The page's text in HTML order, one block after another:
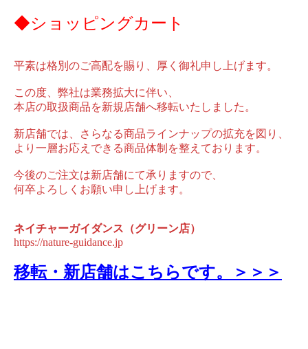
◆ショッピングカート
平素は格別のご高配を賜り、厚く御礼申し上げます。
この度、弊社は業務拡大に伴い、
本店の取扱商品を新規店舗へ移転いたしました。
新店舗では、さらなる商品ラインナップの拡充を図り、
より一層お応えできる商品体制を整えております。
今後のご注文は新店舗にて承りますので、
何卒よろしくお願い申し上げます。
ネイチャーガイダンス（グリーン店）
https://nature-guidance.jp
移転・新店舗はこちらです。＞＞＞